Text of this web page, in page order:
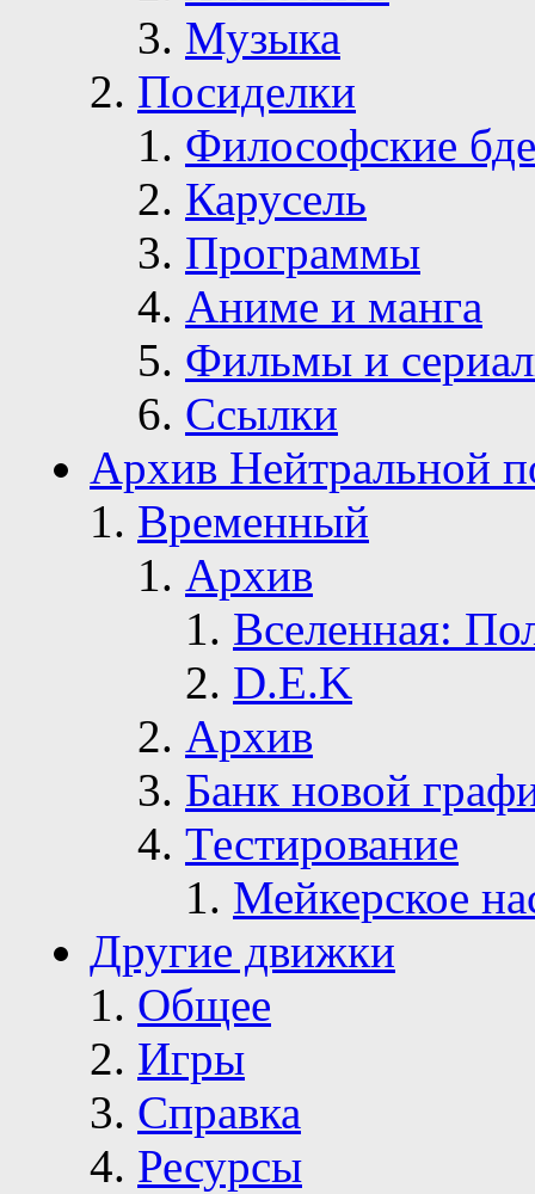
Музыка
Посиделки
Философские
Карусель
Программы
Аниме и манга
Фильмы и
Ссылки
Архив Нейтральной
Временный
Архив
Вселенная:
D.E.K
Архив
Банк новой
Тестирование
Мейкерское
Другие движки
Общее
Игры
Справка
Ресурсы